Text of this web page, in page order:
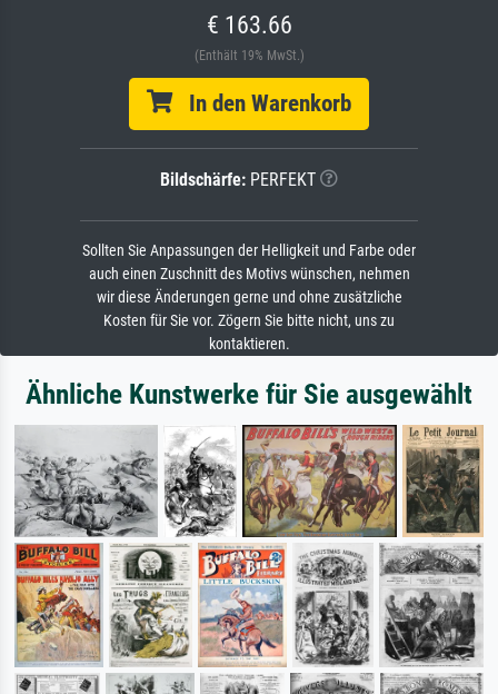
€ 163.66
(Enthält 19% MwSt.)
In den Warenkorb
Bildschärfe: PERFEKT
Sollten Sie Anpassungen der Helligkeit und Farbe oder
auch einen Zuschnitt des Motivs wünschen, nehmen
wir diese Änderungen gerne und ohne zusätzliche
Kosten für Sie vor. Zögern Sie bitte nicht, uns zu
kontaktieren.
Ähnliche Kunstwerke für Sie ausgewählt